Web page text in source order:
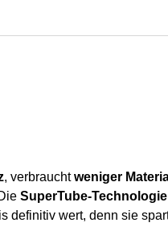
, verbrauchtweniger
SuperTube-Technologie
definitiv wert, denn sie